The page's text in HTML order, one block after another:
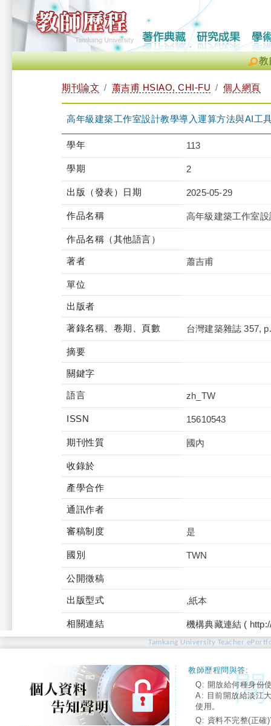
教
期刊論文 蕭吉甫 HSIAO, CHI-FU 個人網頁
高年級建築工作室設計教學導入運算方法與AI工
學年 113
學期 2
出版（發表）日期 2025-05-29
作品名稱 高年級建築工作室
作品名稱（其他語言）
著者 蕭吉甫
單位
出版者
著錄名稱、卷期、頁數 台灣建築雜誌 357,
摘要
關鍵字
語言 zh_TW
ISSN 15610543
期刊性質 國內
收錄於
產學合作
通訊作者
審稿制度 是
國別 TWN
公開徵稿
出版型式 ,紙本
相關連結 機構典藏連結 (
Tamkang University Teacher
教師歷程問與答:
Q: 開放給何種身份
A: 目前開放給淡江
使用。
Q: 資料不完整(正確